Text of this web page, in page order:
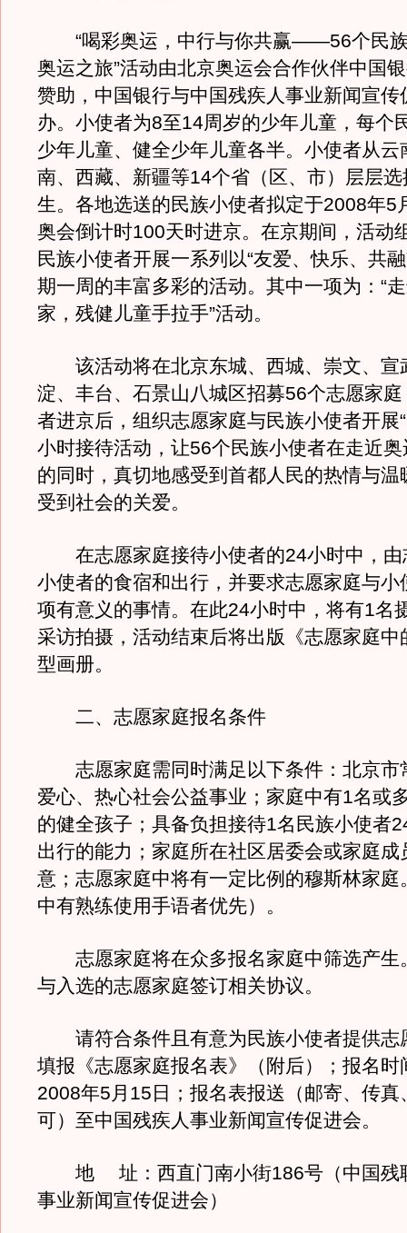
“喝彩奥运，中行与你共赢――56个民族
奥运之旅”活动由北京奥运会合作伙伴中国
赞助，中国银行与中国残疾人事业新闻宣传
办。小使者为8至14周岁的少年儿童，每个
少年儿童、健全少年儿童各半。小使者从云
南、西藏、新疆等14个省（区、市）层层
生。各地选送的民族小使者拟定于2008年5
奥会倒计时100天时进京。在京期间，活动
民族小使者开展一系列以“友爱、快乐、共
期一周的丰富多彩的活动。其中一项为：“
家，残健儿童手拉手”活动。
该活动将在北京东城、西城、崇文、宣
淀、丰台、石景山八城区招募56个志愿家
者进京后，组织志愿家庭与民族小使者开展
小时接待活动，让56个民族小使者在走近
的同时，真切地感受到首都人民的热情与温
受到社会的关爱。
在志愿家庭接待小使者的24小时中，由
小使者的食宿和出行，并要求志愿家庭与小
项有意义的事情。在此24小时中，将有1名
采访拍摄，活动结束后将出版《志愿家庭中
型画册。
二、志愿家庭报名条件
志愿家庭需同时满足以下条件：北京市
爱心、热心社会公益事业；家庭中有1名或
的健全孩子；具备负担接待1名民族小使者
出行的能力；家庭所在社区居委会或家庭成
意；志愿家庭中将有一定比例的穆斯林家庭
中有熟练使用手语者优先）。
志愿家庭将在众多报名家庭中筛选产生
与入选的志愿家庭签订相关协议。
请符合条件且有意为民族小使者提供志
填报《志愿家庭报名表》（附后）；报名时
2008年5月15日；报名表报送（邮寄、传真
可）至中国残疾人事业新闻宣传促进会。
地 址：西直门南小街186号（中国残
事业新闻宣传促进会）